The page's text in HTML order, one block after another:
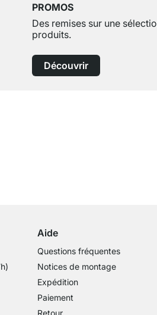
PROMOS
Des remises sur une
produits.
Découvrir
Aide
Questions fréquentes
Notices de montage
Expédition
Paiement
Retour